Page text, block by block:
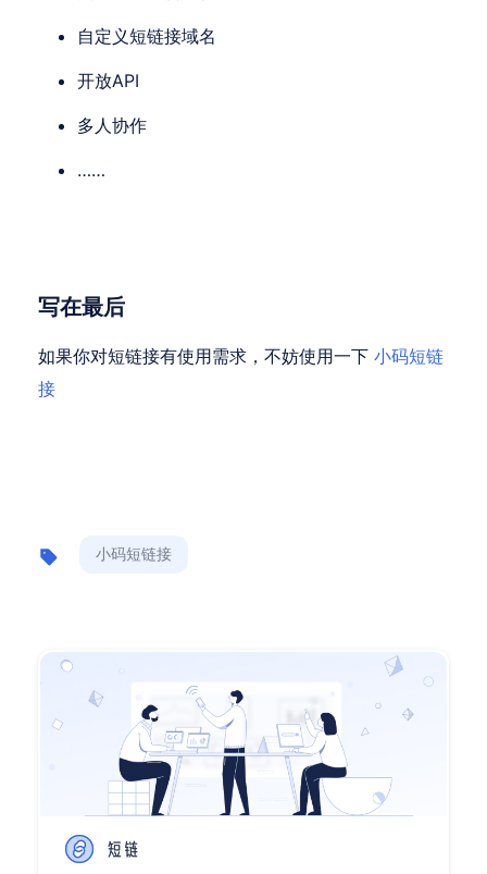
自定义短链接域名
开放API
多人协作
……
写在最后
如果你对短链接有使用需求，不妨使用一下 小码短链
接
小码短链接